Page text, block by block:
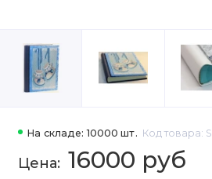
На складе: 10000 шт. Код товара:
16000 руб